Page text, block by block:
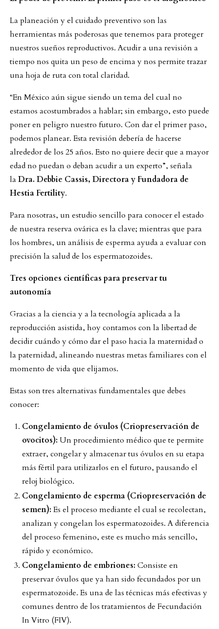
La planeación y el cuidado preventivo son las
herramientas más poderosas que tenemos para proteger
nuestros sueños reproductivos. Acudir a una revisión a
tiempo nos quita un peso de encima y nos permite trazar
una hoja de ruta con total claridad.
“En México aún sigue siendo un tema del cual no
estamos acostumbrados a hablar; sin embargo, esto puede
poner en peligro nuestro futuro. Con dar el primer paso,
podemos planear. Esta revisión debería de hacerse
alrededor de los 25 años. Esto no quiere decir que a mayor
edad no puedan o deban acudir a un experto”, señala
la Dra. Debbie Cassis, Directora y Fundadora de
Hestia Fertility.
Para nosotras, un estudio sencillo para conocer el estado
de nuestra reserva ovárica es la clave; mientras que para
los hombres, un análisis de esperma ayuda a evaluar con
precisión la salud de los espermatozoides.
Tres opciones científicas para preservar tu
autonomía
Gracias a la ciencia y a la tecnología aplicada a la
reproducción asistida, hoy contamos con la libertad de
decidir cuándo y cómo dar el paso hacia la maternidad o
la paternidad, alineando nuestras metas familiares con el
momento de vida que elijamos.
Estas son tres alternativas fundamentales que debes
conocer:
Congelamiento de óvulos (Criopreservación de
ovocitos): Un procedimiento médico que te permite
extraer, congelar y almacenar tus óvulos en su etapa
más fértil para utilizarlos en el futuro, pausando el
reloj biológico.
Congelamiento de esperma (Criopreservación de
semen):Es el proceso mediante el cual se recolectan,
analizan y congelan los espermatozoides. A diferencia
del proceso femenino, este es mucho más sencillo,
rápido y económico.
Congelamiento de embriones: Consiste en
preservar óvulos que ya han sido fecundados por un
espermatozoide. Es una de las técnicas más efectivas y
comunes dentro de los tratamientos de Fecundación
In Vitro (FIV).